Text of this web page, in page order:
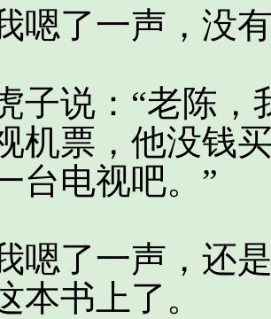
了一声，没有
说：“老陈，
机票，他没钱
台电视吧。”
了一声，还是
本书上了。